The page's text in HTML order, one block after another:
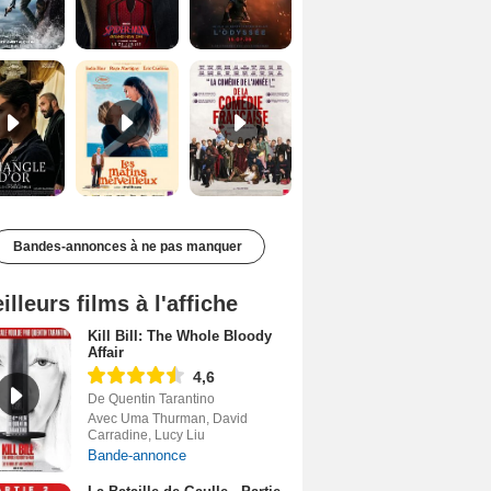
Le Triangle d'or Bande-annonce VF De la Comédie-Française Teaser VF
Bandes-annonces à ne pas manquer
films à l'affiche
Kill Bill: The Whole Bloody
Affair
4,6
De Quentin Tarantino
Avec Uma Thurman, David
Carradine, Lucy Liu
Bande-annonce